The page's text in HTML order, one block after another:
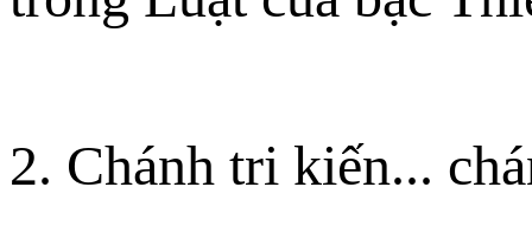
2. Chánh tri kiến...